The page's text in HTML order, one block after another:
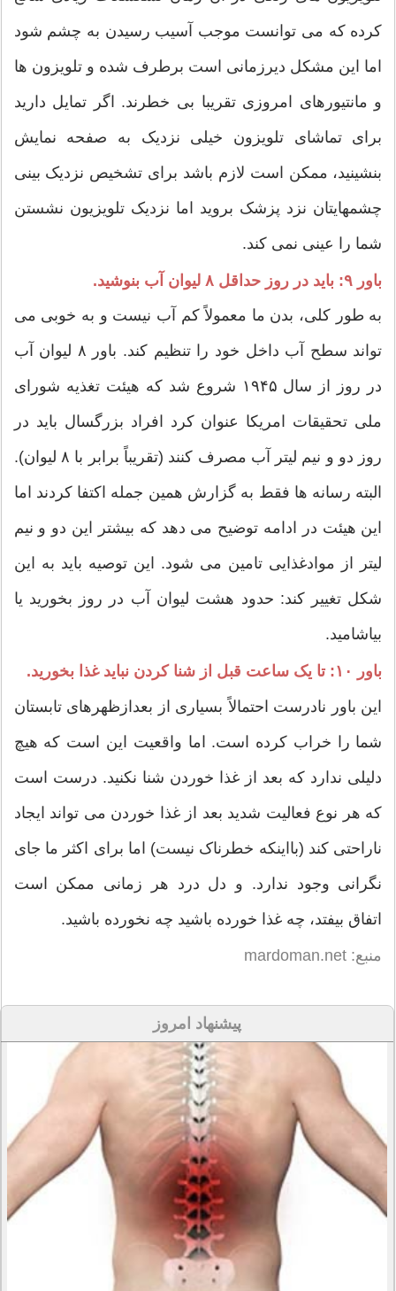
کرده که می توانست موجب آسیب رسیدن به چشم شود
اما این مشکل دیرزمانی است برطرف شده و تلویزون ها
و مانتیورهای امروزی تقریبا بی خطرند. اگر تمایل دارید
برای تماشای تلویزون خیلی نزدیک به صفحه نمایش
بنشینید، ممکن است لازم باشد برای تشخیص نزدیک بینی
چشمهایتان نزد پزشک بروید اما نزدیک تلویزیون نشستن
شما را عینی نمی کند.
باور ۹: باید در روز حداقل ۸ لیوان آب بنوشید.
به طور کلی، بدن ما معمولاً کم آب نیست و به خوبی می
تواند سطح آب داخل خود را تنظیم کند. باور ۸ لیوان آب
در روز از سال ۱۹۴۵ شروع شد که هیئت تغذیه شورای
ملی تحقیقات امریکا عنوان کرد افراد بزرگسال باید در
روز دو و نیم لیتر آب مصرف کنند (تقریباً برابر با ۸ لیوان).
البته رسانه ها فقط به گزارش همین جمله اکتفا کردند اما
این هیئت در ادامه توضیح می دهد که بیشتر این دو و نیم
لیتر از موادغذایی تامین می شود. این توصیه باید به این
شکل تغییر کند: حدود هشت لیوان آب در روز بخورید یا
بیاشامید.
باور ۱۰: تا یک ساعت قبل از شنا کردن نباید غذا بخورید.
این باور نادرست احتمالاً بسیاری از بعدازظهرهای تابستان
شما را خراب کرده است. اما واقعیت این است که هیچ
دلیلی ندارد که بعد از غذا خوردن شنا نکنید. درست است
که هر نوع فعالیت شدید بعد از غذا خوردن می تواند ایجاد
ناراحتی کند (بااینکه خطرناک نیست) اما برای اکثر ما جای
نگرانی وجود ندارد. و دل درد هر زمانی ممکن است
اتفاق بیفتد، چه غذا خورده باشید چه نخورده باشید.
منبع: mardoman.net
پیشنهاد امروز